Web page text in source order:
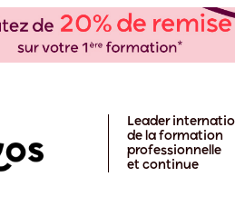
Leader
de la formation
professionnelle
et continue
- La Process Com®
qui ? Programme Objectifs